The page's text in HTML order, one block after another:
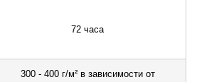
72 часа
300 - 400 г/м² в зависимости от